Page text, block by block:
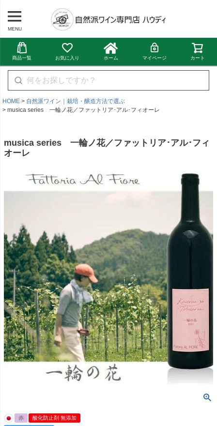
MENU
商品一覧 お気に入り ホーム マイページ カート
HOME
自然派ワイン｜栽培・醸造方法で選ぶ
musica series 一輪ノ花／ファットリア･アル･フィオーレ
musica series 一輪ノ花／ファットリア･アル･フィ
オーレ
赤
酸化防止剤 無添加